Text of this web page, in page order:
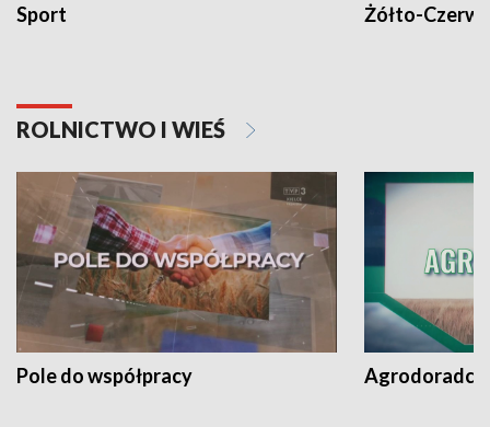
Sport Żółto-
ROLNICTWO I WIEŚ
Pole do współpracy Agrodoradcy